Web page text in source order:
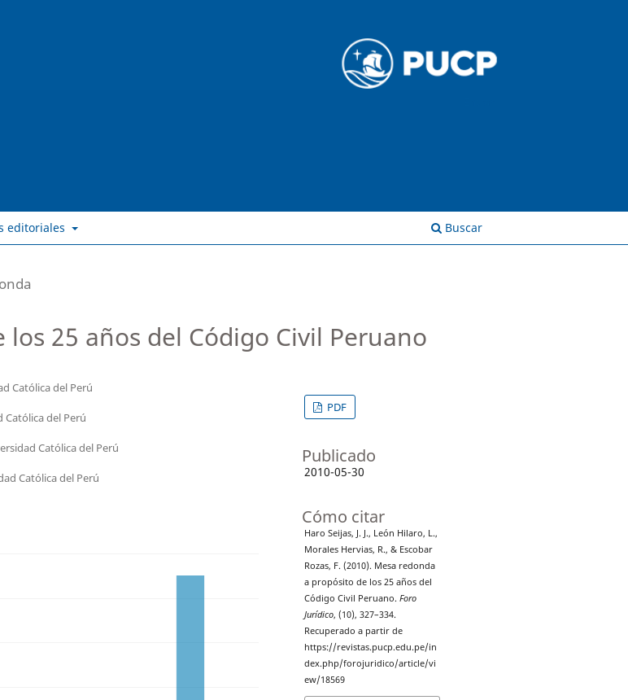
editoriales Buscar
25 años del Código Civil Peruano
Católica del Perú
del Perú
Católica del Perú
Católica del Perú
PDF
Publicado
2010-05-30
Cómo citar
Haro Seijas, J. J., León Hilaro, L.,
Morales Hervias, R., & Escobar
Rozas, F. (2010). Mesa redonda
a propósito de los 25 años del
Código Civil Peruano. Foro
Jurídico, (10), 327–334.
Recuperado a partir de
https://revistas.pucp.edu.pe/in
dex.php/forojuridico/article/vi
ew/18569